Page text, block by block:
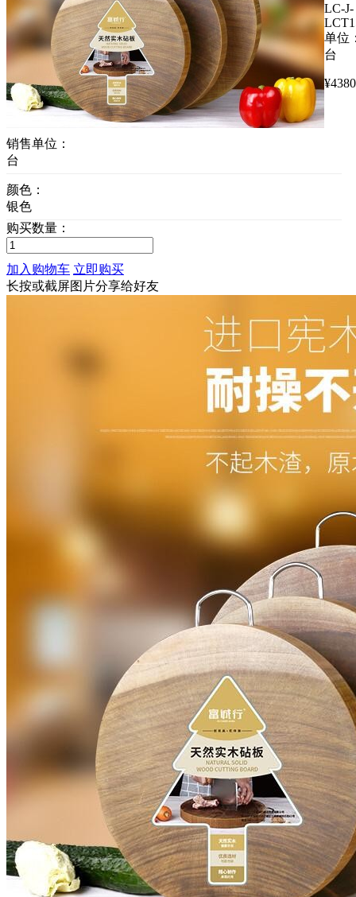
LC-J-
单位
台
¥
销售单位：
台
颜色：
银色
购买数量：
加入购物车 立即购买
长按或截屏图片分享给好友